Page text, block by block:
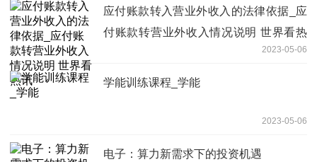
应付账款转入营业外收入的法律依据_应
付账款转营业外收入情况说明 世界看热
2023-05-06
学能训练课程_学能
2023-05-06
电子：算力新需求下的投资机遇